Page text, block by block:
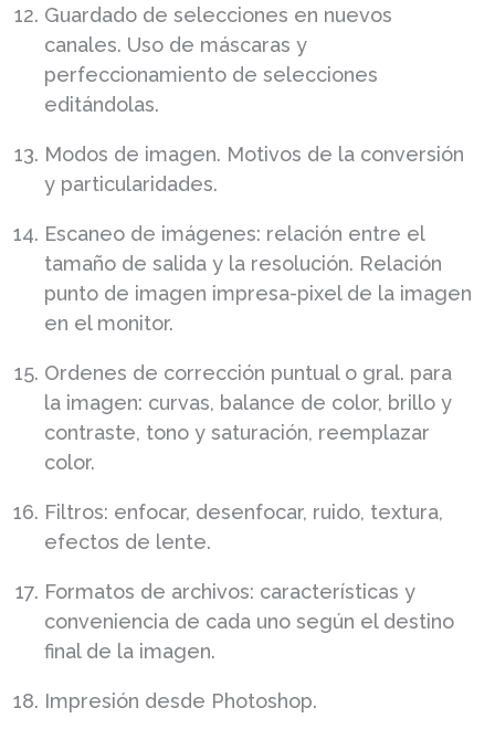
Guardado de selecciones en nuevos
canales. Uso de máscaras y
perfeccionamiento de selecciones
editándolas.
Modos de imagen. Motivos de la conversión
y particularidades.
Escaneo de imágenes: relación entre el
tamaño de salida y la resolución. Relación
punto de imagen impresa-pixel de la imagen
en el monitor.
Ordenes de corrección puntual o gral. para
la imagen: curvas, balance de color, brillo y
contraste, tono y saturación, reemplazar
color.
Filtros: enfocar, desenfocar, ruido, textura,
efectos de lente.
Formatos de archivos: características y
conveniencia de cada uno según el destino
final de la imagen.
Impresión desde Photoshop.